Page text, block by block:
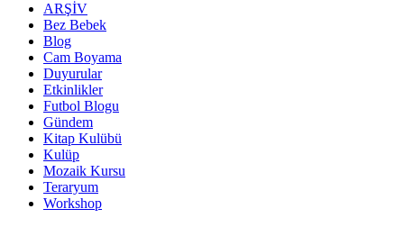
ARŞİV
Bez Bebek
Blog
Cam Boyama
Duyurular
Etkinlikler
Futbol Blogu
Gündem
Kitap Kulübü
Kulüp
Mozaik Kursu
Teraryum
Workshop